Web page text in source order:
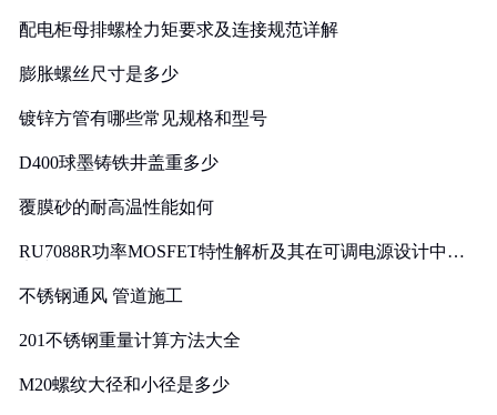
配电柜母排螺栓力矩要求及连接规范详解
膨胀螺丝尺寸是多少
镀锌方管有哪些常见规格和型号
D400球墨铸铁井盖重多少
覆膜砂的耐高温性能如何
RU7088R功率MOSFET特性解析及其在可调电源设计中的
不锈钢通风 管道施工
201不锈钢重量计算方法大全
M20螺纹大径和小径是多少